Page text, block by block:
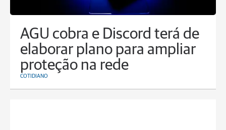
AGU cobra e Discord terá de
elaborar plano para ampliar
proteção na rede
COTIDIANO